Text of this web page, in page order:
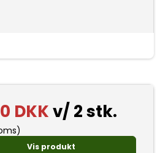
DKKv/ 2 stk.
Vis produkt